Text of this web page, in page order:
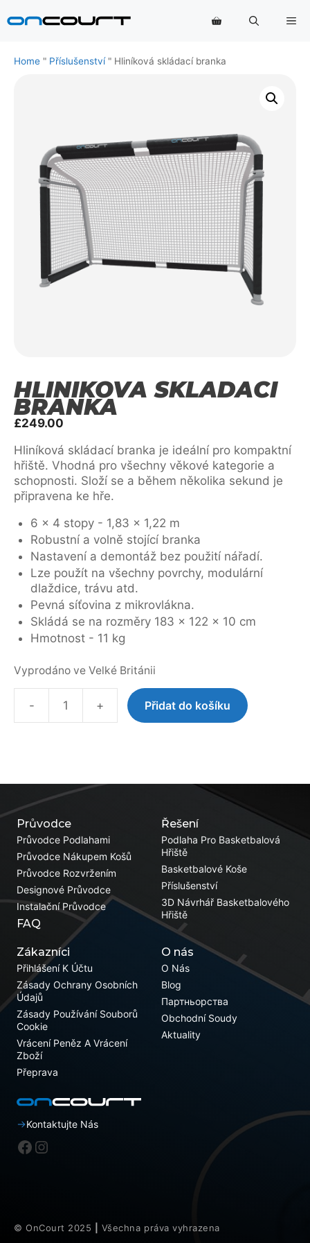
na
Home " Příslušenství" Hliníková skládací branka
HLINÍKOVÁ SKLÁDACÍ
BRANKA
£249.00
Hliníková skládací branka je ideální pro kompaktní
hřiště. Vhodná pro všechny věkové kategorie a
schopnosti. Složí se a během několika sekund je
připravena ke hře.
6 x 4 stopy - 1,83 x 1,22 m
Robustní a volně stojící branka
Nastavení a demontáž bez použití nářadí.
Lze použít na všechny povrchy, modulární
dlaždice, trávu atd.
Pevná síťovina z mikrovlákna.
Skládá se na rozměry 183 x 122 x 10 cm
Hmotnost - 11 kg
Vyprodáno ve Velké Británii
-
Aluminium
Folding
+ Přidat do košíku
Řešení
Podlaha Pro Basketbalová
Hřiště
Basketbalové Koše
Příslušenství
3D Návrhář Basketbalového
Hřiště
Průvodce
Průvodce Podlahami
Průvodce Nákupem Košů
Průvodce Rozvržením
Designové Průvodce
Instalační Průvodce
FAQ
Zákazníci
Přihlášení K Účtu
Zásady Ochrany Osobních
Údajů
Zásady Používání Souborů
Cookie
Vrácení Peněz A Vrácení
Zboží
Přeprava
O nás
O Nás
Blog
Партньорства
Obchodní Soudy
Aktuality
Kontaktujte Nás
Facebook
Instagram
© OnCourt 2025 Všechna práva vyhrazena